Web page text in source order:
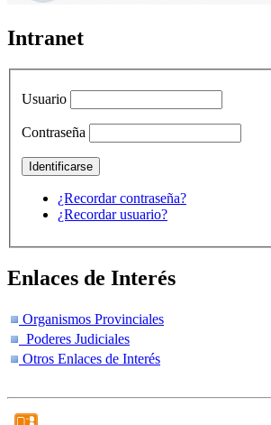
Intranet
Usuario
Contraseña
¿Recordar contraseña?
¿Recordar usuario?
Enlaces de Interés
Organismos Provinciales
Poderes Judiciales
Otros Enlaces de Interés